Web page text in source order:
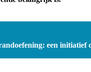
een